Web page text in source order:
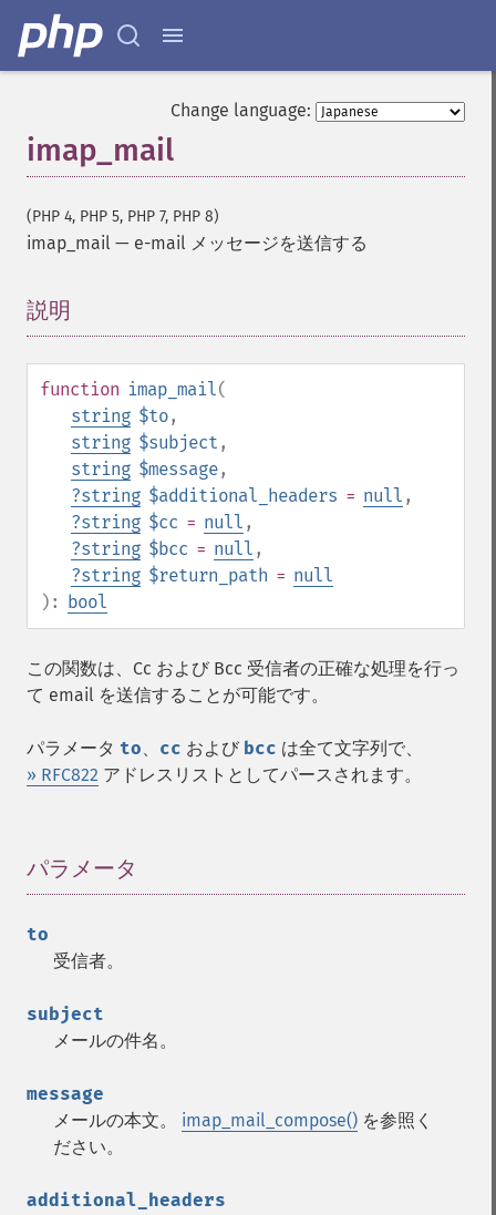
Change language:
imap_mail
(PHP 4, PHP 5, PHP 7, PHP 8)
imap_mail — e-mail メッセージを送信する
説明
function imap_mail(
string $to,
string $subject ,
string $message,
?string $additional_headers = null ,
?string $cc = null ,
?string $bcc = null ,
?string $return_path = null
): bool
この関数は、Cc および Bcc 受信者の正確な処理を行っ
て email を送信することが可能です。
パラメータ to、 cc および bcc は全て文字列で、
» RFC822 アドレスリストとしてパースされます。
パラメータ
to
受信者。
subject
メールの件名。
message
メールの本文。 imap_mail_compose() を参照く
ださい。
additional_headers